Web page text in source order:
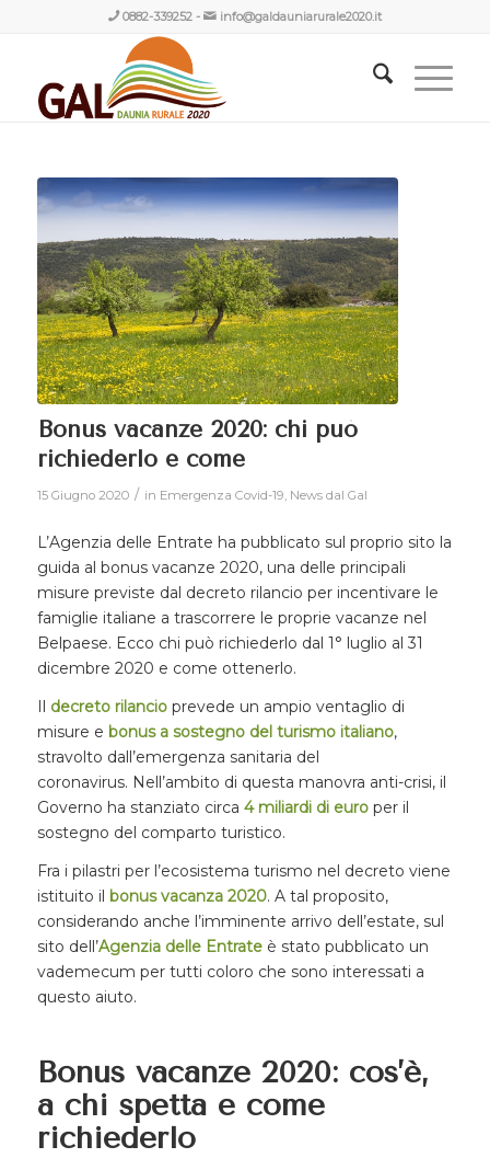
0882-339252- info@galdauniarurale2020.it
Bonus vacanze 2020: chi può
richiederlo e come
15 Giugno 2020 / in Emergenza Covid-19, News dal Gal
L’Agenzia delle Entrate ha pubblicato sul proprio sito la
guida al bonus vacanze 2020, una delle principali
misure previste dal decreto rilancio per incentivare le
famiglie italiane a trascorrere le proprie vacanze nel
Belpaese. Ecco chi può richiederlo dal 1° luglio al 31
dicembre 2020 e come ottenerlo.
Il decreto rilancioprevede un ampio ventaglio di
misure e bonus a sostegno del turismo italiano,
stravolto dall’emergenza sanitaria del
coronavirus. Nell’ambito di questa manovra anti-crisi, il
Governo ha stanziato circa 4 miliardi di europer il
sostegno del comparto turistico.
Fra i pilastri per l’ecosistema turismo nel decreto viene
istituito il bonus vacanza 2020. A tal proposito,
considerando anche l’imminente arrivo dell’estate, sul
sito dell’Agenzia delle Entrateè stato pubblicato un
vademecum per tutti coloro che sono interessati a
questo aiuto.
Bonus vacanze 2020: cos’è,
a chi spetta e come
richiederlo